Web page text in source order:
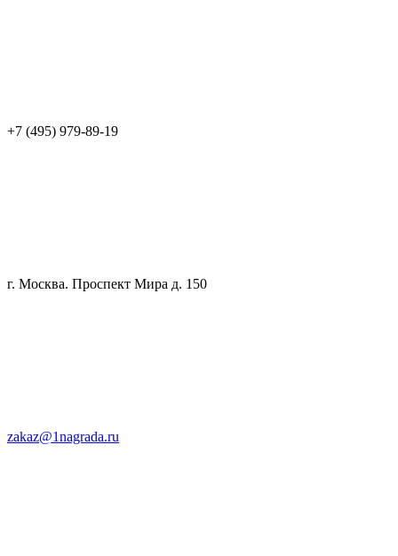
+7 (495) 979-89-19
г. Москва. Проспект Мира д. 150
zakaz@1nagrada.ru